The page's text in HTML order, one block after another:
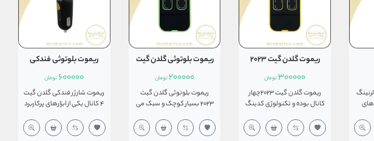
433 کد لرنینگ
90 درصد
یا
ریموت گلدن گیت 2023
300000تومان
ریموت گلدن گیت 2023چهار
کانال بوده و تکنولوژی کدینگ
این ریموت از دو عدد باتری ،2016
بعنوان منبع تغذیه استفاده می
ریموت بلوتوثی گلدن گیت
2023
200000تومان
ریموت بلوتوثی گلدن گیت
2023 بسیار کوچک و سبک می
شده است که هنگام کد دهی
ریموت گلدن گیت سیگنال های
ریموت بلوتوثی فندکی
گلدن گیت
600000تومان
ریموت شارژر فندکی گلدن گیت
4 کانال یکی از ابزارهای پرکاربرد
باز می‌کند، این ریموت بلوتوثی
بوده و تکنولوژی کدلرنینگ با